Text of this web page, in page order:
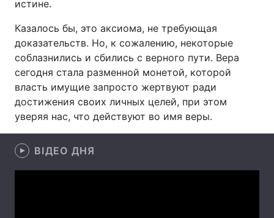
Інциденти
Здоров'я Туризм
Цікавинки Погода
Екологія Регіони
истине.
Казалось бы, это аксиома, не требующая
доказательств. Но, к сожалению, некоторые
соблазнились и сбились с верного пути. Вера
сегодня стала разменной монетой, которой
власть имущие запросто жертвуют ради
достижения своих личных целей, при этом
уверяя нас, что действуют во имя веры.
ВІДЕО ДНЯ